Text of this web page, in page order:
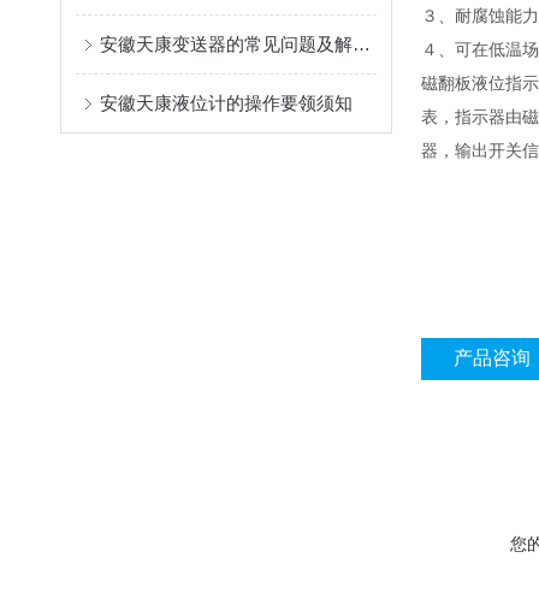
安徽天康变送器的常见问题及解决方法
安徽天康液位计的操作要领须知
３、耐腐蚀能
４、可在低温
磁翻板液位指
表，指示器由
器，输出开关
产品咨询
您